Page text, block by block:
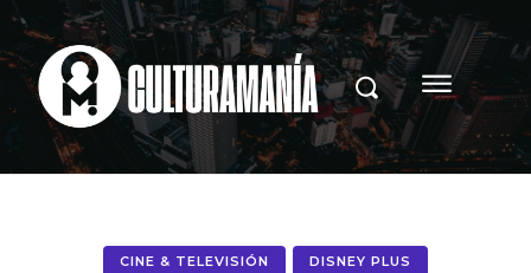
CINE & TELEVISIÓN DISNEY PLUS